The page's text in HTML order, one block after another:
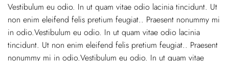
Vestibulum eu odio. In ut quam vitae odio lacinia tincidunt. Ut
non enim eleifend felis pretium feugiat.. Praesent nonummy mi
in odio.Vestibulum eu odio. In ut quam vitae odio lacinia
tincidunt. Ut non enim eleifend felis pretium feugiat.. Praesent
nonummy mi in odio.Vestibulum eu odio. In ut quam vitae